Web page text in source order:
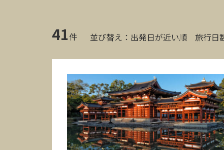
41件 並び替え： 出発日が近い順 旅行日